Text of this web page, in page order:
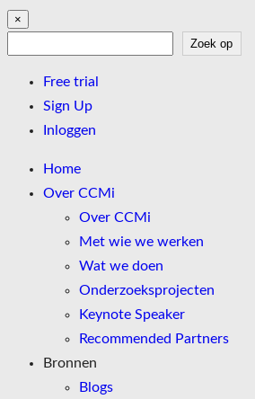
×
Zoek op
Free trial
Sign Up
Inloggen
Home
Over CCMi
Over CCMi
Met wie we werken
Wat we doen
Onderzoeksprojecten
Keynote Speaker
Recommended Partners
Bronnen
Blogs